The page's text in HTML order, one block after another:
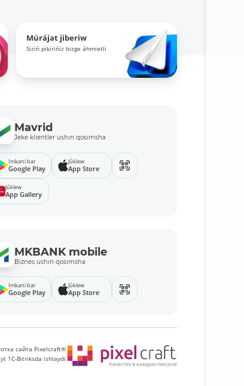
Múrájat jiberiw
Siziń pikirińiz bizge áhmietli
Mavrid
Jeke klientler ushın qosımsha
Imkani bar
Google Play
Júklew
App Store
Júklew
App Gallery
MKBANK mobile
Biznes ushın qosımsha
Imkani bar
Google Play
Júklew
App Store
сайта Pixelcraft®
1C-Bitriksda ishlaydi